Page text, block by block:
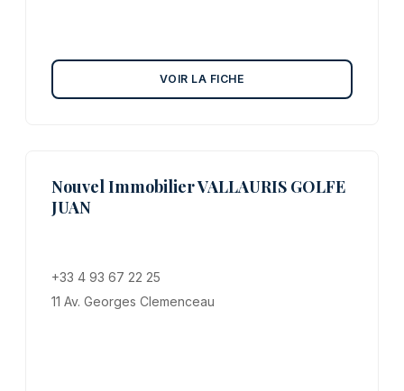
VOIR LA FICHE
Nouvel Immobilier VALLAURIS GOLFE
JUAN
+33 4 93 67 22 25
11 Av. Georges Clemenceau